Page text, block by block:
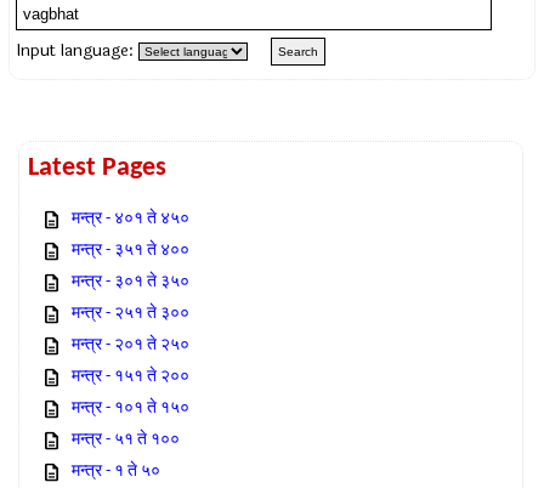
Input language:
Latest Pages
मन्त्र - ४०१ ते ४५०
मन्त्र - ३५१ ते ४००
मन्त्र - ३०१ ते ३५०
मन्त्र - २५१ ते ३००
मन्त्र - २०१ ते २५०
मन्त्र - १५१ ते २००
मन्त्र - १०१ ते १५०
मन्त्र - ५१ ते १००
मन्त्र - १ ते ५०